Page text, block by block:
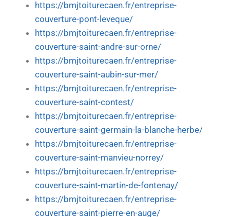
https://bmjtoiturecaen.fr/entreprise-
couverture-pont-leveque/
https://bmjtoiturecaen.fr/entreprise-
couverture-saint-andre-sur-orne/
https://bmjtoiturecaen.fr/entreprise-
couverture-saint-aubin-sur-mer/
https://bmjtoiturecaen.fr/entreprise-
couverture-saint-contest/
https://bmjtoiturecaen.fr/entreprise-
couverture-saint-germain-la-blanche-herbe/
https://bmjtoiturecaen.fr/entreprise-
couverture-saint-manvieu-norrey/
https://bmjtoiturecaen.fr/entreprise-
couverture-saint-martin-de-fontenay/
https://bmjtoiturecaen.fr/entreprise-
couverture-saint-pierre-en-auge/